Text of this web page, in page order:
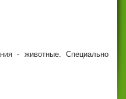
- животные. Специально